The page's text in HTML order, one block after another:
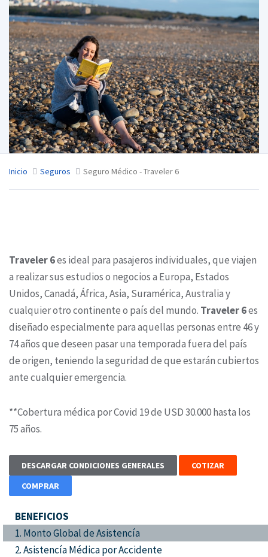
Inicio Seguros Seguro Médico - Traveler 6
Traveler 6es ideal para pasajeros individuales, que viajen
a realizar sus estudios o negocios a Europa, Estados
Unidos, Canadá, África, Asia, Suramérica, Australia y
cualquier otro continente o país del mundo. Traveler 6es
diseñado especialmente para aquellas personas entre 46 y
74 años que deseen pasar una temporada fuera del país
de origen, teniendo la seguridad de que estarán cubiertos
ante cualquier emergencia.
**Cobertura médica por Covid 19 de USD 30.000 hasta los
75 años.
DESCARGAR CONDICIONES GENERALES
COTIZAR
COMPRAR
BENEFICIOS
1. Monto Global de Asistencía
2. Asistencía Médica por Accidente